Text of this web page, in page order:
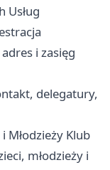
Usług
i zasięg
delegatury,
Młodzieży Klub
młodzieży i